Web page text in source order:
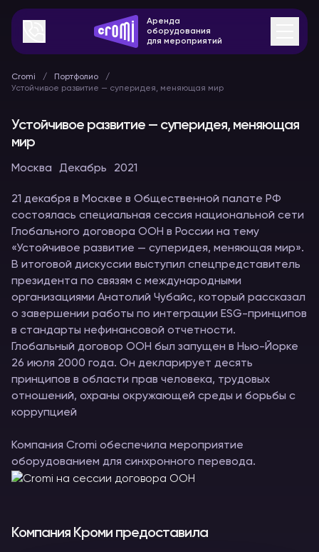
Аренда
оборудования
для мероприятий
Cromi
Портфолио
Устойчивое развитие — суперидея, меняющая мир
Устойчивое развитие — суперидея, меняющая
мир
Москва Декабрь 2021
21 декабря в Москве в Общественной палате РФ
состоялась специальная сессия национальной сети
Глобального договора ООН в России на тему
«Устойчивое развитие — суперидея, меняющая мир».
В итоговой дискуссии выступил спецпредставитель
президента по связям с международными
организациями Анатолий Чубайс, который рассказал
о завершении работы по интеграции ESG-принципов
в стандарты нефинансовой отчетности.
Глобальный договор ООН был запущен в Нью-Йорке
26 июля 2000 года. Он декларирует десять
принципов в области прав человека, трудовых
отношений, охраны окружающей среды и борьбы с
коррупцией
Компания Cromi обеспечила мероприятие
оборудованием для синхронного перевода.
Компания Кроми предоставила